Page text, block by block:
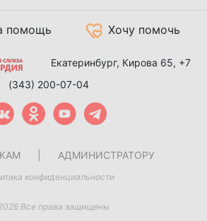
помощь Хочу помочь
Екатеринбург, Кирова 65, +7
(343) 200-07-04
АДМИНИСТРАТОРУ
конфиденциальности
Все права защищены